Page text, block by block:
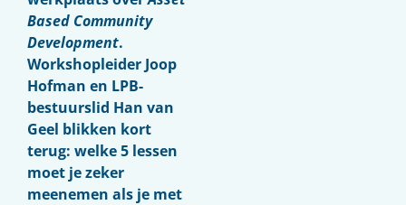
Based Community
Development.
Workshopleider Joop
Hofman en LPB-
bestuurslid Han van
Geel blikken kort
terug: welke 5 lessen
moet je zeker
meenemen als je met